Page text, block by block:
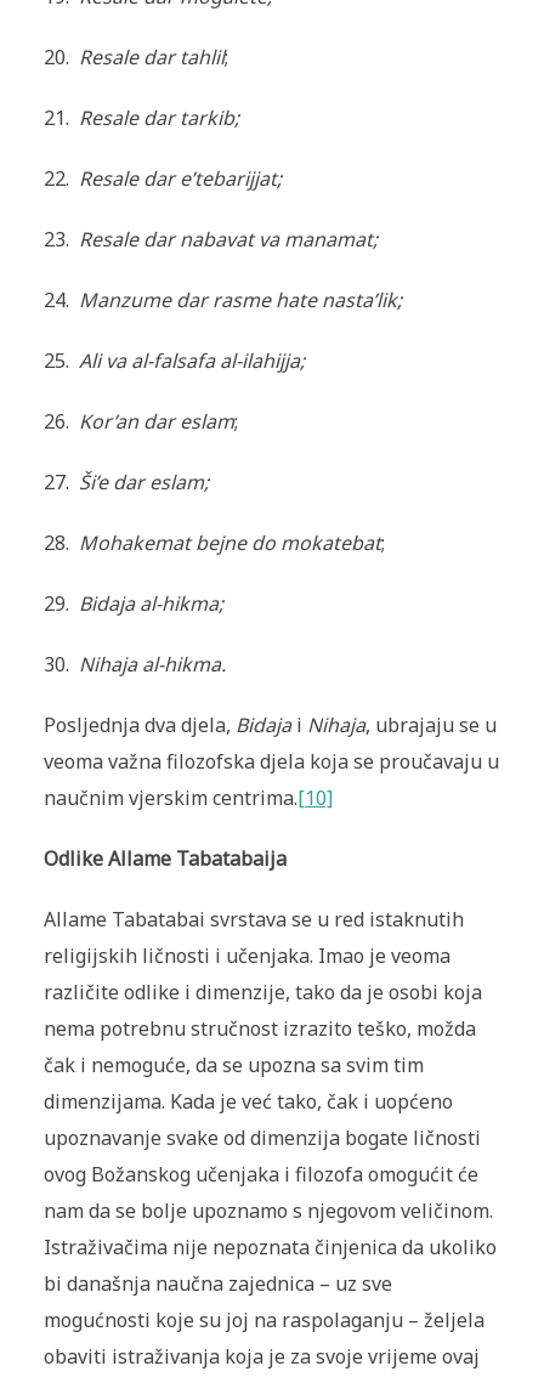
20. Resale dar tahlil;
21. Resale dar tarkib;
22. Resale dar e’tebarijjat;
23. Resale dar nabavat va manamat;
24. Manzume dar rasme hate nasta’lik;
25. Ali va al-falsafa al-ilahijja;
26. Kor’an dar eslam;
27. Ši’e dar eslam;
28. Mohakemat bejne do mokatebat;
29. Bidaja al-hikma;
30. Nihaja al-hikma.
Posljednja dva djela, Bidajai Nihaja, ubrajaju se u
veoma važna filozofska djela koja se proučavaju u
naučnim vjerskim centrima.[10]
Odlike Allame Tabatabaija
Allame Tabatabai svrstava se u red istaknutih
religijskih ličnosti i učenjaka. Imao je veoma
različite odlike i dimenzije, tako da je osobi koja
nema potrebnu stručnost izrazito teško, možda
čak i nemoguće, da se upozna sa svim tim
dimenzijama. Kada je već tako, čak i uopćeno
upoznavanje svake od dimenzija bogate ličnosti
ovog Božanskog učenjaka i filozofa omogućit će
nam da se bolje upoznamo s njegovom veličinom.
Istraživačima nije nepoznata činjenica da ukoliko
bi današnja naučna zajednica – uz sve
mogućnosti koje su joj na raspolaganju – željela
obaviti istraživanja koja je za svoje vrijeme ovaj